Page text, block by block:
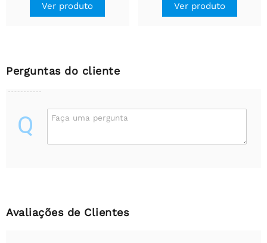
Ver produto Ver produto
Perguntas do cliente
Q Faça uma pergunta
Avaliações de Clientes